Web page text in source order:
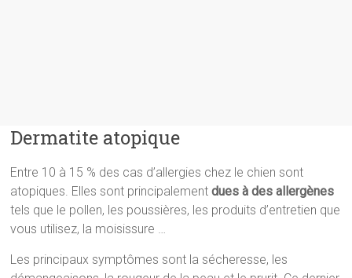
Dermatite atopique
Entre 10 à 15 % des cas d’allergies chez le chien sont
atopiques. Elles sont principalementdues à des allergènes
tels que le pollen, les poussières, les produits d’entretien que
vous utilisez, la moisissure …
Les principaux symptômes sont la sécheresse, les